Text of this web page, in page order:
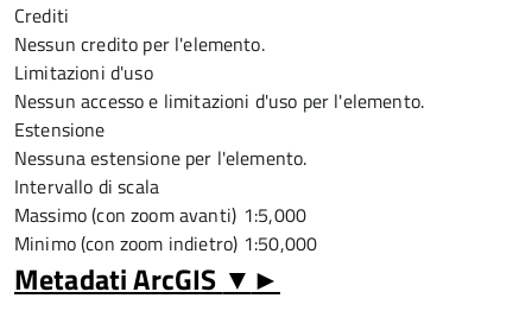
Crediti
Nessun credito per l'elemento.
Limitazioni d'uso
Nessun accesso e limitazioni d'uso per l'elemento.
Estensione
Nessuna estensione per l'elemento.
Intervallo di scala
Massimo (con zoom avanti) 1:5,000
Minimo (con zoom indietro) 1:50,000
Metadati ArcGIS ▼ ►